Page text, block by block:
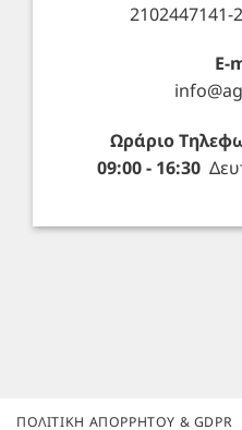
2102447141-
E-
Ωράριο
09:00 - 16:30
ΠΟΛΙΤΙΚΉ ΑΠΟΡΡΉΤΟΥ & GDPR